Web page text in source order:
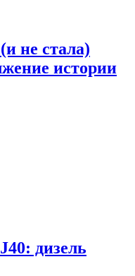
не стала)
истории
дизель